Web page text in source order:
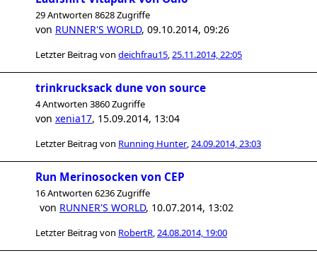
29 Antworten 8628 Zugriffe
von RUNNER'S WORLD, 09.10.2014, 09:26
Letzter Beitrag von deichfrau15,25.11.2014, 22:05
trinkrucksack dune von source
4 Antworten 3860 Zugriffe
von xenia17, 15.09.2014, 13:04
Letzter Beitrag von Running Hunter,24.09.2014, 23:03
Run Merinosocken von CEP
16 Antworten 6236 Zugriffe
von RUNNER'S WORLD, 10.07.2014, 13:02
Letzter Beitrag von RobertR,24.08.2014, 19:00